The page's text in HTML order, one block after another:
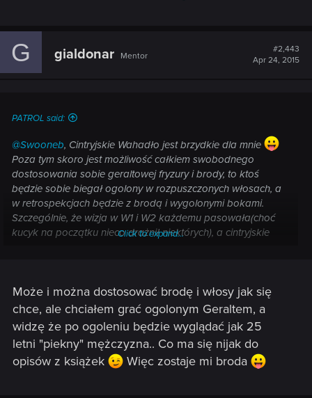
G gialdonar Mentor
#2,443
Apr 24, 2015
PATROL said:
@Swooneb, Cintryjskie Wahadło jest brzydkie dla mnie
Poza tym skoro jest możliwość całkiem swobodnego
dostosowania sobie geraltowej fryzury i brody, to ktoś
będzie sobie biegał ogolony w rozpuszczonych włosach, a
w retrospekcjach będzie z brodą i wygolonymi bokami.
Szczególnie, że wizja w W1 i W2 każdemu pasowała(choć
kucyk na początku nieco drażnił niektórych), a cintryjskie
się podoba.
Click to expand...
Może i można dostosować brodę i włosy jak się
chce, ale chciałem grać ogolonym Geraltem, a
widzę że po ogoleniu będzie wyglądać jak 25
letni "piekny" mężczyzna.. Co ma się nijak do
opisów z książek
Więc zostaje mi broda